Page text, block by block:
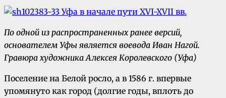
По одной из распространенных ранее версий,
основателем Уфы является воевода Иван Нагой.
Гравюра художника Алексея Королевского (Уфа)
Поселение на Белой росло, а в 1586 г. впервые
упомянуто как город (долгие годы, вплоть до